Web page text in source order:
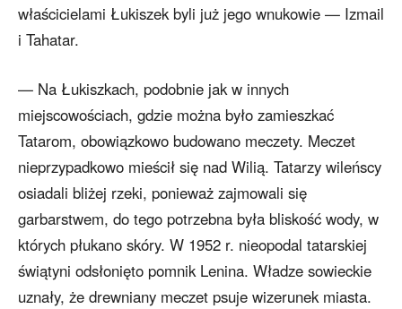
właścicielami Łukiszek byli już jego wnukowie — Izmail
i Tahatar.
— Na Łukiszkach, podobnie jak w innych
miejscowościach, gdzie można było zamieszkać
Tatarom, obowiązkowo budowano meczety. Meczet
nieprzypadkowo mieścił się nad Wilią. Tatarzy wileńscy
osiadali bliżej rzeki, ponieważ zajmowali się
garbarstwem, do tego potrzebna była bliskość wody, w
których płukano skóry. W 1952 r. nieopodal tatarskiej
świątyni odsłonięto pomnik Lenina. Władze sowieckie
uznały, że drewniany meczet psuje wizerunek miasta.